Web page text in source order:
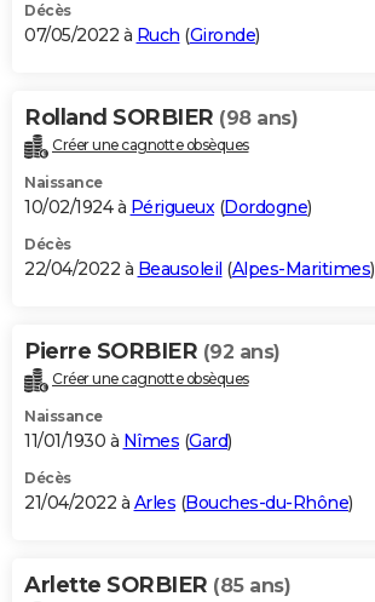
Décès
07/05/2022 à Ruch (Gironde)
Rolland SORBIER (98 ans)
Créer une cagnotte obsèques
Naissance
10/02/1924 à Périgueux(Dordogne)
Décès
22/04/2022 à Beausoleil (Alpes-Maritimes)
Pierre SORBIER (92 ans)
Créer une cagnotte obsèques
Naissance
11/01/1930 à Nîmes (Gard)
Décès
21/04/2022 à Arles (Bouches-du-Rhône)
Arlette SORBIER (85 ans)